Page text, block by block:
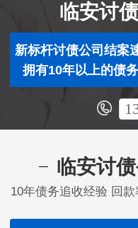
临安讨
新标杆讨债公司结案
拥有10年以上的债
临安讨
10年债务追收经验 回